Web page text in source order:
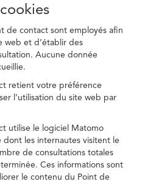
de contact sont employés afin
web et d’établir des
Aucune donnée
retient votre préférence
l’utilisation du site web par
utilise le logiciel Matomo
dont les internautes visitent le
de consultations totales
Ces informations sont
le contenu du Point de